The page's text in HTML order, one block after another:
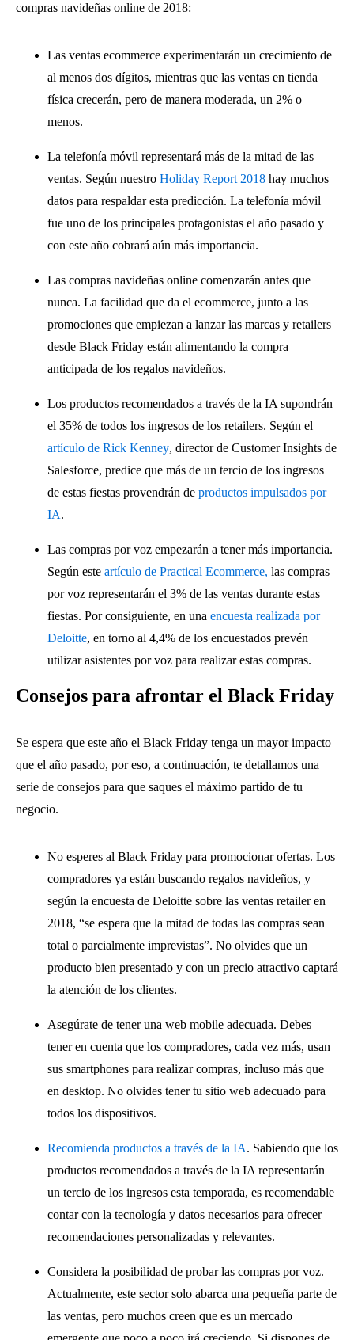
compras navideñas online de 2018:
Las ventas ecommerce experimentarán un crecimiento de
al menos dos dígitos, mientras que las ventas en tienda
física crecerán, pero de manera moderada, un 2% o
menos.
La telefonía móvil representará más de la mitad de las
ventas. Según nuestro Holiday Report 2018 hay muchos
datos para respaldar esta predicción. La telefonía móvil
fue uno de los principales protagonistas el año pasado y
con este año cobrará aún más importancia.
Las compras navideñas online comenzarán antes que
nunca. La facilidad que da el ecommerce, junto a las
promociones que empiezan a lanzar las marcas y retailers
desde Black Friday están alimentando la compra
anticipada de los regalos navideños.
Los productos recomendados a través de la IA supondrán
el 35% de todos los ingresos de los retailers. Según el
artículo de Rick Kenney, director de Customer Insights de
Salesforce, predice que más de un tercio de los ingresos
de estas fiestas provendrán de productos impulsados por
IA.
Las compras por voz empezarán a tener más importancia.
Según este artículo de Practical Ecommerce, las compras
por voz representarán el 3% de las ventas durante estas
fiestas. Por consiguiente, en una encuesta realizada por
Deloitte, en torno al 4,4% de los encuestados prevén
utilizar asistentes por voz para realizar estas compras.
Consejos para afrontar el Black Friday
Se espera que este año el Black Friday tenga un mayor impacto
que el año pasado, por eso, a continuación, te detallamos una
serie de consejos para que saques el máximo partido de tu
negocio.
No esperes al Black Friday para promocionar ofertas. Los
compradores ya están buscando regalos navideños, y
según la encuesta de Deloitte sobre las ventas retailer en
2018, “se espera que la mitad de todas las compras sean
total o parcialmente imprevistas”. No olvides que un
producto bien presentado y con un precio atractivo captará
la atención de los clientes.
Asegúrate de tener una web mobile adecuada. Debes
tener en cuenta que los compradores, cada vez más, usan
sus smartphones para realizar compras, incluso más que
en desktop. No olvides tener tu sitio web adecuado para
todos los dispositivos.
Recomienda productos a través de la IA. Sabiendo que los
productos recomendados a través de la IA representarán
un tercio de los ingresos esta temporada, es recomendable
contar con la tecnología y datos necesarios para ofrecer
recomendaciones personalizadas y relevantes.
Considera la posibilidad de probar las compras por voz.
Actualmente, este sector solo abarca una pequeña parte de
las ventas, pero muchos creen que es un mercado